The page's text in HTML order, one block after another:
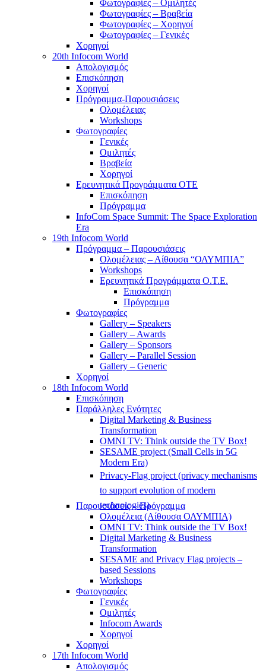
Φωτογραφίες – Ομιλητές
Φωτογραφίες – Βραβεία
Φωτογραφίες – Χορηγοί
Φωτογραφίες – Γενικές
Χορηγοί
20th Infocom World
Απολογισμός
Επισκόπηση
Χορηγοί
Πρόγραμμα-Παρουσιάσεις
Ολομέλειας
Workshops
Φωτογραφίες
Γενικές
Ομιλητές
Βραβεία
Χορηγοί
Ερευνητικά Προγράμματα ΟΤΕ
Επισκόπηση
Πρόγραμμα
InfoCom Space Summit: The Space Exploration
Era
19th Infocom World
Πρόγραμμα – Παρουσιάσεις
Ολομέλειας – Αίθουσα “ΟΛΥΜΠΙΑ”
Workshops
Ερευνητικά Προγράμματα Ο.Τ.Ε.
Επισκόπηση
Πρόγραμμα
Φωτογραφίες
Gallery – Speakers
Gallery – Awards
Gallery – Sponsors
Gallery – Parallel Session
Gallery – Generic
Χορηγοί
18th Infocom World
Επισκόπηση
Παράλληλες Ενότητες
Digital Marketing & Business
Transformation
OMNI TV: Think outside the TV Box!
SESAME project (Small Cells in 5G
Modern Era)
Privacy-Flag project (privacy mechanisms
to support evolution of modern
technologies)
Παρουσιάσεις – Πρόγραμμα
Ολομέλεια (Αίθουσα ΟΛΥΜΠΙΑ)
OMNI TV: Think outside the TV Box!
Digital Marketing & Business
Transformation
SESAME and Privacy Flag projects –
based Sessions
Workshops
Φωτογραφίες
Γενικές
Ομιλητές
Infocom Awards
Χορηγοί
Χορηγοί
17th Infocom World
Απολογισμός